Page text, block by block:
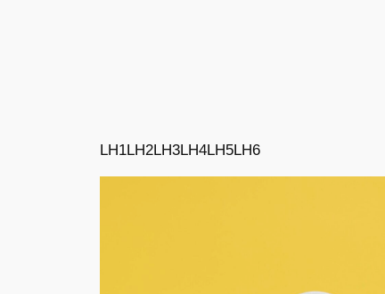
LH1LH2LH3LH4LH5LH6